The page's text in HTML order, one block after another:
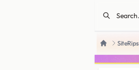
HomeSiteRips